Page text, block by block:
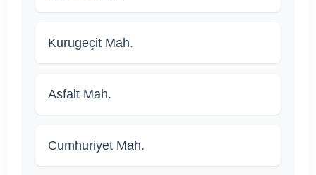
Kurugeçit Mah.
Asfalt Mah.
Cumhuriyet Mah.